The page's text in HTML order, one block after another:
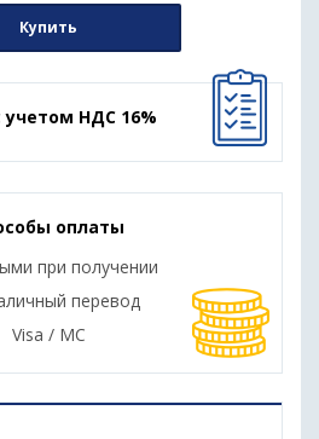
Купить
учетом НДС 16%
оплаты
при получении
перевод
Visa / MC